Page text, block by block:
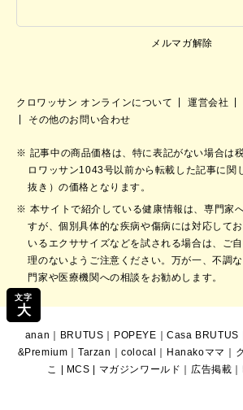
文字
大
メルマガ解除
クロワッサン オンラインについて 運営会社
その他のお問い合わせ
記事中の商品価格は、特に表記がない場合は
ロワッサン1043号以前から転載した記事に関
抜き）の価格となります。
本サイトで紹介している健康情報は、専門家
すが、個別具体的な疾病や傷病には対応して
いるエクササイズなどを試される場合は、ご
理のないようご注意ください。万が一、不調
門家や医療機関への相談をお勧めします。
anan BRUTUS POPEYE ｜Casa BRUTUS
&Premium ｜Tarzan ｜colocal Hanakoママ
こ
MCS マガジンワールド 広告掲載